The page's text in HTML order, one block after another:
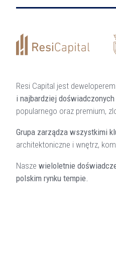
Resi Capital jest
i najbardziej
popularnego oraz premium,
Grupa zarządza wszystkimi
architektoniczne i wnętrz,
Nasze wieloletnie
polskim rynku tempie.